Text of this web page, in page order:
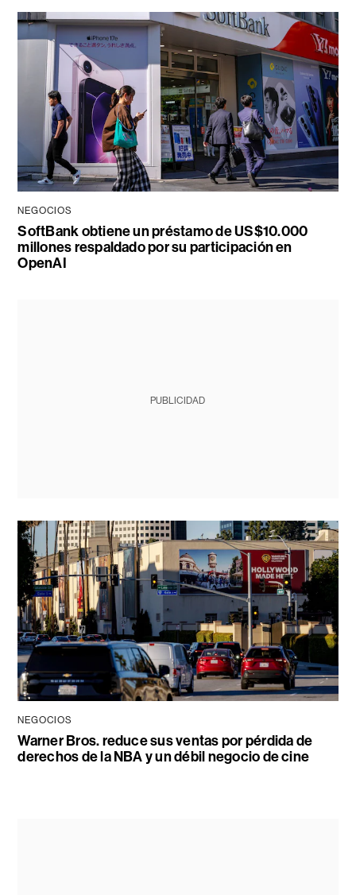
NEGOCIOS
SoftBank obtiene un préstamo de US$10.000
millones respaldado por su participación en
OpenAI
PUBLICIDAD
NEGOCIOS
Warner Bros. reduce sus ventas por pérdida de
derechos de la NBA y un débil negocio de cine